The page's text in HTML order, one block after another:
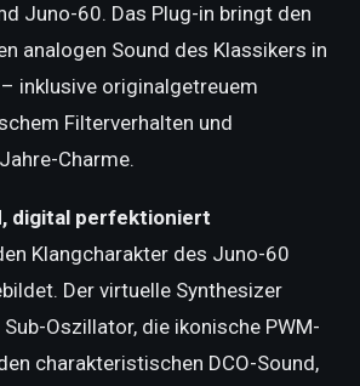
Juno-60. Das Plug-in bringt den
analogen Sound des Klassikers in
inklusive originalgetreuem
Filterverhalten und
Charme.
digital perfektioniert
Klangcharakter des Juno-60
Der virtuelle Synthesizer
Oszillator, die ikonische PWM-
charakteristischen DCO-Sound,